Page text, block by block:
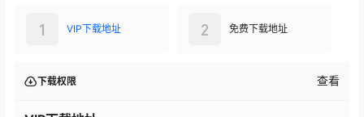
VIP下载地址
1 免费下载地址
2
下载权限 查看